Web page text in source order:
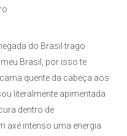
do Brasil trago
Brasil, por isso te
quente da cabeça aos
literalmente apimentada
dentro de
axé intenso uma energia